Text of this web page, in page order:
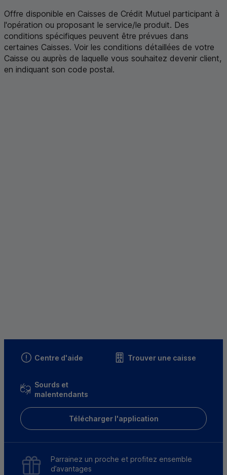
Offre disponible en Caisses de Crédit Mutuel participant à
l'opération ou proposant le service/le produit. Des
conditions spécifiques peuvent être prévues dans
certaines Caisses. Voir les conditions détaillées de votre
Caisse ou auprès de laquelle vous souhaitez devenir client,
en indiquant son code postal.
Centre d'aide Trouver une caisse
Sourds et
malentendants
Télécharger l'application
Parrainez un proche et profitez ensemble
d’avantages